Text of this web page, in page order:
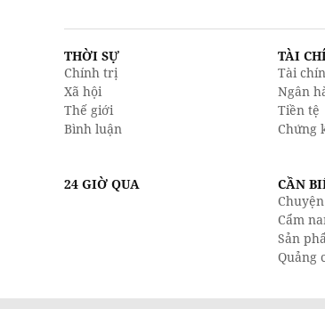
THỜI SỰ
Chính trị
Xã hội
Thế giới
Bình luận
TÀI
Tài
Ngân
Tiền tệ
Chứng
24 GIỜ QUA
CẦN
Cẩm
Sản
Quảng